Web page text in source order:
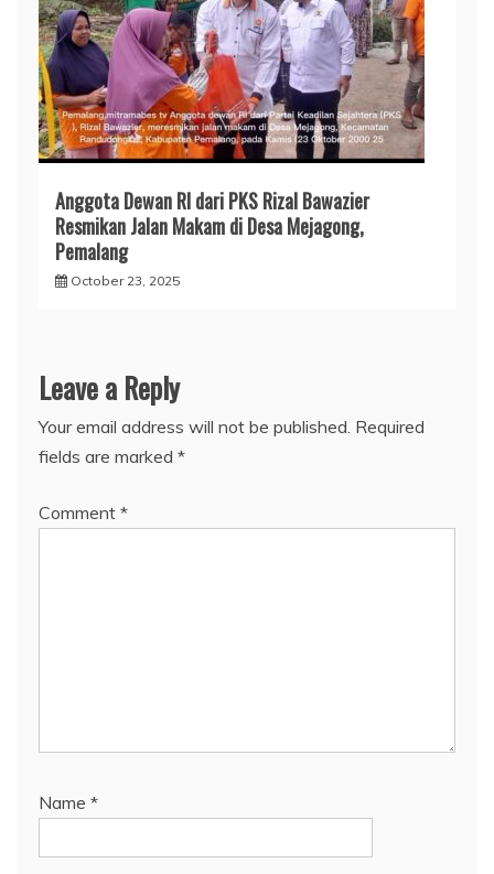
Anggota Dewan RI dari PKS Rizal Bawazier
Resmikan Jalan Makam di Desa Mejagong,
Pemalang
October 23, 2025
Leave a Reply
Your email address will not be published. Required
fields are marked *
Comment *
Name *